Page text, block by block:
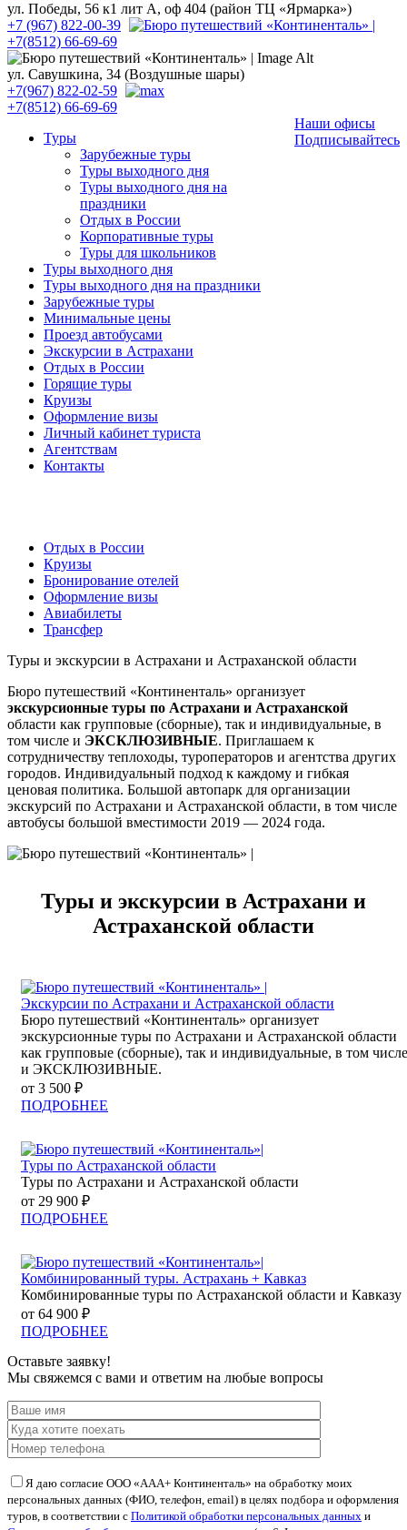
ул. Победы, 56 к1 лит А, оф 404 (район ТЦ «Ярмарка»)
+7 (967) 822-00-39
+7(8512) 66-69-69
ул. Савушкина, 34 (Воздушные шары)
+7(967) 822-02-59
+7(8512) 66-69-69
Туры
Зарубежные туры
Туры выходного дня
Туры выходного дня на
праздники
Отдых в России
Корпоративные туры
Туры для школьников
Туры выходного дня
Туры выходного дня на праздники
Зарубежные туры
Минимальные цены
Проезд автобусами
Экскурсии в Астрахани
Отдых в России
Горящие туры
Круизы
Оформление визы
Личный кабинет туриста
Агентствам
Контакты
Наши офисы
Подписывайтесь
Отдых в России
Круизы
Бронирование отелей
Оформление визы
Авиабилеты
Трансфер
Туры и экскурсии в Астрахани и Астраханской области
Бюро путешествий «Континенталь» организует
экскурсионные туры по Астрахани и Астраханской
области как групповые (сборные), так и индивидуальные, в
том числе и ЭКСКЛЮЗИВНЫЕ. Приглашаем к
сотрудничеству теплоходы, туроператоров и агентства других
городов. Индивидуальный подход к каждому и гибкая
ценовая политика. Большой автопарк для организации
экскурсий по Астрахани и Астраханской области, в том числе
автобусы большой вместимости 2019 — 2024 года.
Туры и экскурсии в Астрахани и
Астраханской области
Экскурсии по Астрахани и Астраханской области
Бюро путешествий «Континенталь» организует
экскурсионные туры по Астрахани и Астраханской области
как групповые (сборные), так и индивидуальные, в том числе
и ЭКСКЛЮЗИВНЫЕ.
от 3 500 ₽
ПОДРОБНЕЕ
Туры по Астраханской области
Туры по Астрахани и Астраханской области
от 29 900 ₽
ПОДРОБНЕЕ
Комбинированный туры. Астрахань + Кавказ
Комбинированные туры по Астраханской области и Кавказу
от 64 900 ₽
ПОДРОБНЕЕ
Оставьте заявку!
Мы свяжемся с вами и ответим на любые вопросы
Я даю согласие ООО «ААА+ Континенталь» на обработку моих
персональных данных (ФИО, телефон, email) в целях подбора и оформления
туров, в соответствии с Политикой обработки персональных данных и